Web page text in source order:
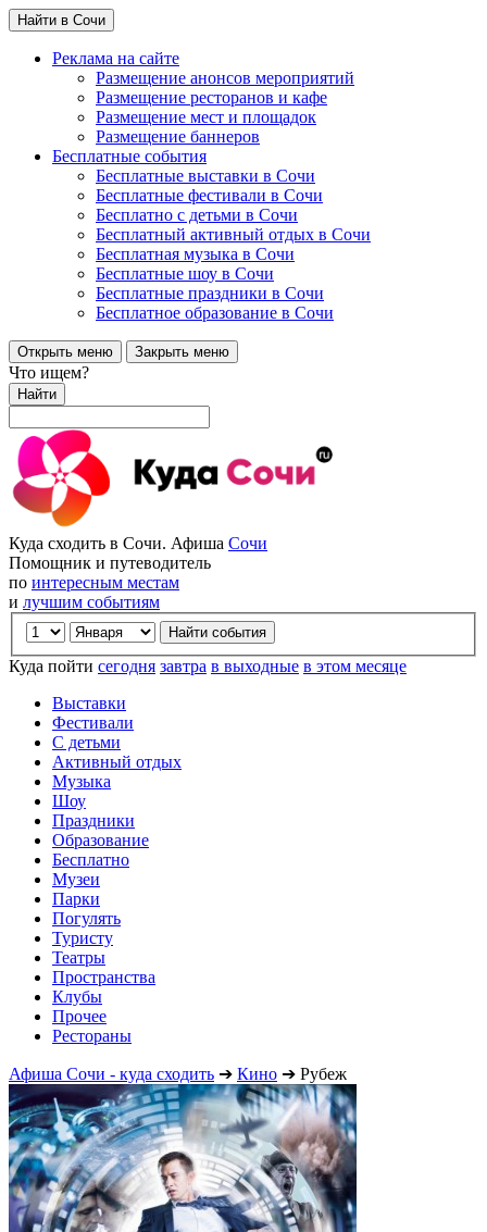
Найти в Сочи
Реклама на сайте
Размещение анонсов мероприятий
Размещение ресторанов и кафе
Размещение мест и площадок
Размещение баннеров
Бесплатные события
Бесплатные выставки в Сочи
Бесплатные фестивали в Сочи
Бесплатно с детьми в Сочи
Бесплатный активный отдых в Сочи
Бесплатная музыка в Сочи
Бесплатные шоу в Сочи
Бесплатные праздники в Сочи
Бесплатное образование в Сочи
Открыть меню Закрыть меню
Что ищем?
Найти
Куда сходить в Сочи. Афиша Сочи
Помощник и путеводитель
по интересным местам
и лучшим событиям
Куда пойти сегодня завтра в выходные в этом месяце
Выставки
Фестивали
С детьми
Активный отдых
Музыка
Шоу
Праздники
Образование
Бесплатно
Музеи
Парки
Погулять
Туристу
Театры
Пространства
Клубы
Прочее
Рестораны
Афиша Сочи - куда сходить ➔ Кино ➔ Рубеж